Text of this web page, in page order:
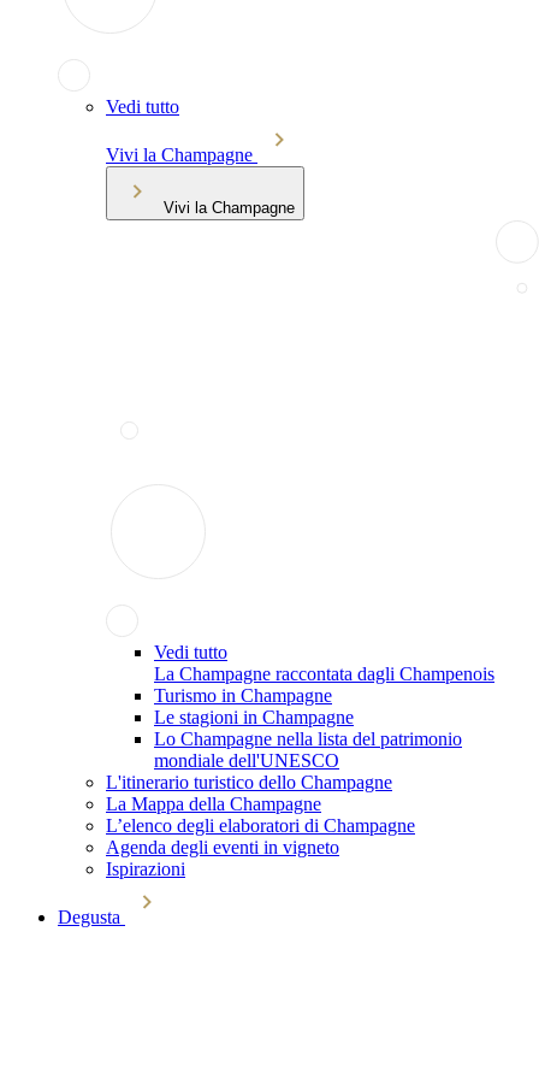
Vedi tutto
Vivi la Champagne
Vivi la Champagne
Vedi tutto
La Champagne raccontata dagli Champenois
Turismo in Champagne
Le stagioni in Champagne
Lo Champagne nella lista del patrimonio
mondiale dell'UNESCO
L'itinerario turistico dello Champagne
La Mappa della Champagne
L’elenco degli elaboratori di Champagne
Agenda degli eventi in vigneto
Ispirazioni
Degusta